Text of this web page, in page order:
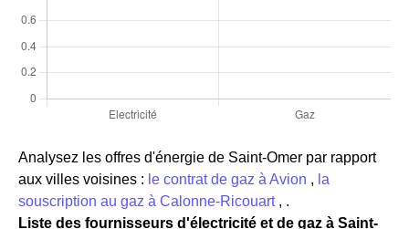
Analysez les offres d'énergie de Saint-Omer par rapport
aux villes voisines : le contrat de gaz à Avion , la
souscription au gaz à Calonne-Ricouart , .
Liste des fournisseurs d'électricité et de gaz à Saint-